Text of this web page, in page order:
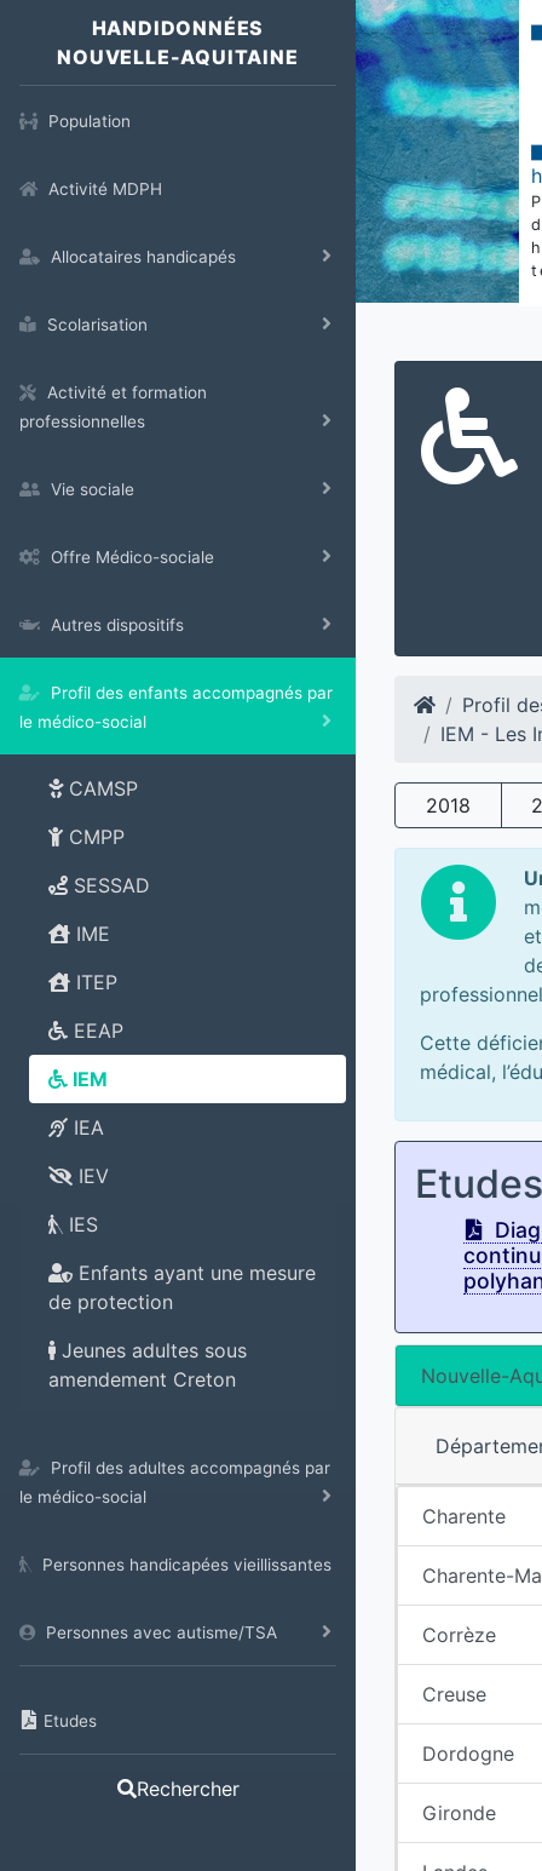
HANDIDONNÉES
NOUVELLE-AQUITAINE
Population
Activité MDPH
Allocataires handicapés
Scolarisation
Activité et formation
professionnelles
Vie sociale
Offre Médico-sociale
Autres dispositifs
Profil des enfants accompagnés par
le médico-social
CAMSP
CMPP
SESSAD
IME
ITEP
EEAP
IEM
IEA
IEV
IES
Enfants ayant une mesure
de protection
Jeunes adultes sous
amendement Creton
Profil des adultes accompagnés par
le médico-social
Personnes handicapées vieillissantes
Personnes avec autisme/TSA
Etudes
Rechercher
Profil
IEM - Les
2018
Cette
médical,
Etudes
Nouvelle-
Charente
Charente-
Corrèze
Creuse
Dordogne
Gironde